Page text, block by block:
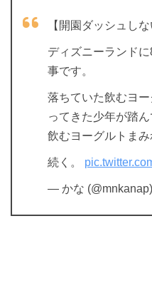
【開園ダッシュし
ディズニーランド
事です。
落ちていた飲むヨ
ってきた少年が踏
飲むヨーグルトまみ
続く。
— かな (@mnkanap)